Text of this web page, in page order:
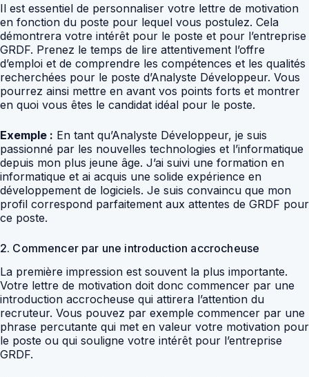
Il est essentiel de personnaliser votre lettre de motivation
en fonction du poste pour lequel vous postulez. Cela
démontrera votre intérêt pour le poste et pour l’entreprise
GRDF. Prenez le temps de lire attentivement l’offre
d’emploi et de comprendre les compétences et les qualités
recherchées pour le poste d’Analyste Développeur. Vous
pourrez ainsi mettre en avant vos points forts et montrer
en quoi vous êtes le candidat idéal pour le poste.
Exemple : En tant qu’Analyste Développeur, je suis
passionné par les nouvelles technologies et l’informatique
depuis mon plus jeune âge. J’ai suivi une formation en
informatique et ai acquis une solide expérience en
développement de logiciels. Je suis convaincu que mon
profil correspond parfaitement aux attentes de GRDF pour
ce poste.
2. Commencer par une introduction accrocheuse
La première impression est souvent la plus importante.
Votre lettre de motivation doit donc commencer par une
introduction accrocheuse qui attirera l’attention du
recruteur. Vous pouvez par exemple commencer par une
phrase percutante qui met en valeur votre motivation pour
le poste ou qui souligne votre intérêt pour l’entreprise
GRDF.